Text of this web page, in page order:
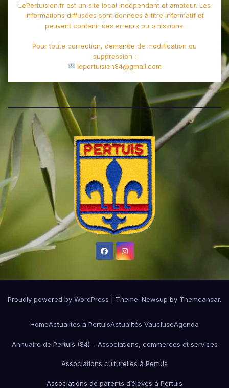
LePertuisien.fr est un site local indépendant et amateur. Les
informations diffusées sont données à titre informatif et
peuvent contenir des erreurs ou omissions.
Pour toute correction, demande de modification ou
suppression :
lepertuisien84@gmail.com
Proudly powered by WordPress Theme: Newsup by Themeansar.
HomeActualités à PertuisActualités VaucluseAgenda
Annuaire de Pertuis (84) – Associations, commerces et services
Associations culturelles à Pertuis
Associations de parents d’élèves à Pertuis